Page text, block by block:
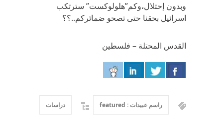
وبدون إحتلال،وكم”هلولوكست” سترتكب
اسرائيل بحقنا حتى تصحو ضمائركم..؟؟
القدس المحتلة – فلسطين
راسم عبيدات : featured دراسات